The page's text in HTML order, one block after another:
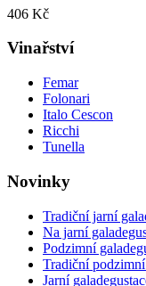
406 Kč
Vinařství
Femar
Folonari
Italo Cescon
Ricchi
Tunella
Novinky
Tradiční jarní
Na jarní
Podzimní
Tradiční
Jarní